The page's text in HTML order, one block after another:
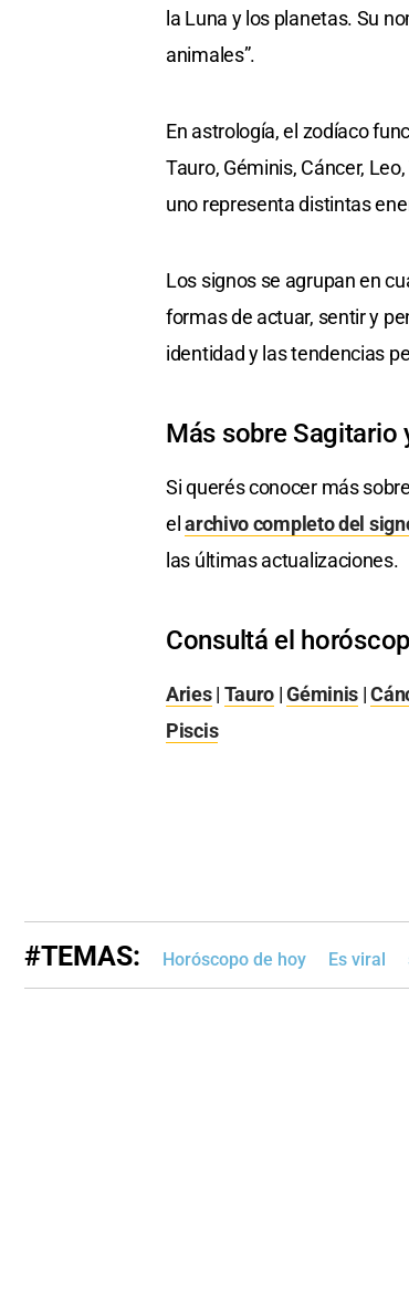
la Luna y los planetas. Su
animales”.
En astrología, el zodíaco
Tauro, Géminis, Cáncer,
uno representa distintas
Los signos se agrupan en
formas de actuar, sentir y
identidad y las tendencias
Más sobre Sagitario
Si querés conocer más sobre
elarchivo completo del
las últimas actualizaciones.
Consultá el
Aries| Tauro |Géminis |
Piscis
#TEMAS: Horóscopo de hoy Es viral